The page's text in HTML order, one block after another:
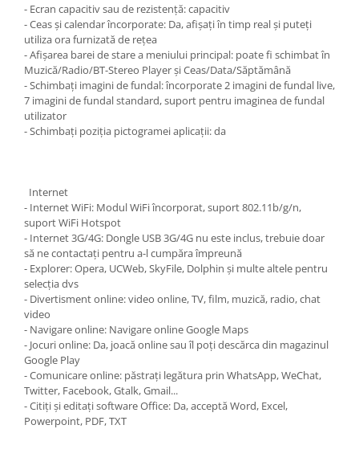
- Ecran capacitiv sau de rezistență: capacitiv
- Ceas și calendar încorporate: Da, afișați în timp real și puteți
utiliza ora furnizată de rețea
- Afișarea barei de stare a meniului principal: poate fi schimbat în
Muzică/Radio/BT-Stereo Player și Ceas/Data/Săptămână
- Schimbați imagini de fundal: încorporate 2 imagini de fundal live,
7 imagini de fundal standard, suport pentru imaginea de fundal
utilizator
- Schimbați poziția pictogramei aplicații: da
Internet
- Internet WiFi: Modul WiFi încorporat, suport 802.11b/g/n,
suport WiFi Hotspot
- Internet 3G/4G: Dongle USB 3G/4G nu este inclus, trebuie doar
să ne contactați pentru a-l cumpăra împreună
- Explorer: Opera, UCWeb, SkyFile, Dolphin și multe altele pentru
selecția dvs
- Divertisment online: video online, TV, film, muzică, radio, chat
video
- Navigare online: Navigare online Google Maps
- Jocuri online: Da, joacă online sau îl poți descărca din magazinul
Google Play
- Comunicare online: păstrați legătura prin WhatsApp, WeChat,
Twitter, Facebook, Gtalk, Gmail...
- Citiți și editați software Office: Da, acceptă Word, Excel,
Powerpoint, PDF, TXT